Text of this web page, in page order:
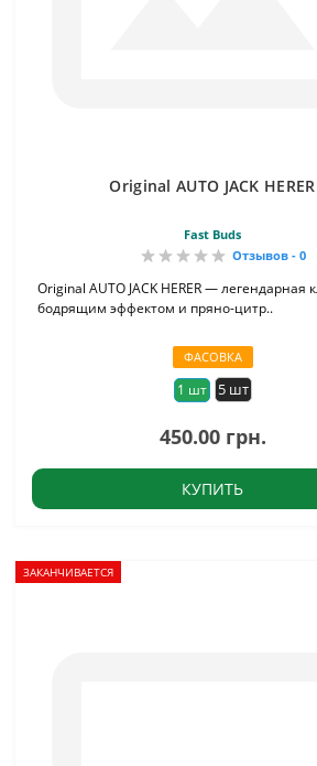
Original AUTO JACK HERER
Fast Buds
Отзывов - 0
Original AUTO JACK HERER — легендарная
бодрящим эффектом и пряно-цитр..
ФАСОВКА
1 шт 5 шт
450.00 грн.
КУПИТЬ
ЗАКАНЧИВАЕТСЯ